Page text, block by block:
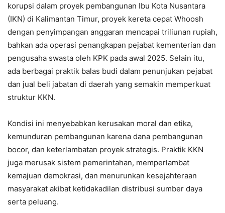
korupsi dalam proyek pembangunan Ibu Kota Nusantara
(IKN) di Kalimantan Timur, proyek kereta cepat Whoosh
dengan penyimpangan anggaran mencapai triliunan rupiah,
bahkan ada operasi penangkapan pejabat kementerian dan
pengusaha swasta oleh KPK pada awal 2025. Selain itu,
ada berbagai praktik balas budi dalam penunjukan pejabat
dan jual beli jabatan di daerah yang semakin memperkuat
struktur KKN.
Kondisi ini menyebabkan kerusakan moral dan etika,
kemunduran pembangunan karena dana pembangunan
bocor, dan keterlambatan proyek strategis. Praktik KKN
juga merusak sistem pemerintahan, memperlambat
kemajuan demokrasi, dan menurunkan kesejahteraan
masyarakat akibat ketidakadilan distribusi sumber daya
serta peluang.